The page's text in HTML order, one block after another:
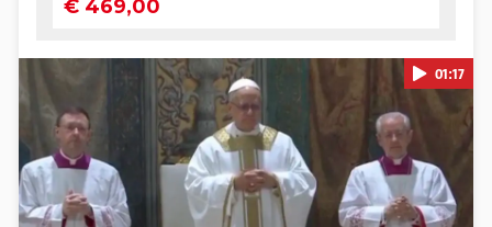
Pokretanje videa...
01:17